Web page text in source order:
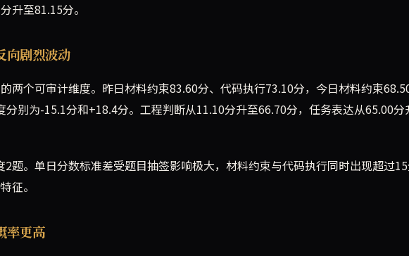
升至81.15分。
向剧烈波动
两个可审计维度。昨日材料约束83.60分、代码执行73.10分，今日材料约束68.50
别为-15.1分和+18.4分。工程判断从11.10分升至66.70分，任务表达从65.00分
题。单日分数标准差受题目抽签影响极大，材料约束与代码执行同时出现超过
征。
率更高